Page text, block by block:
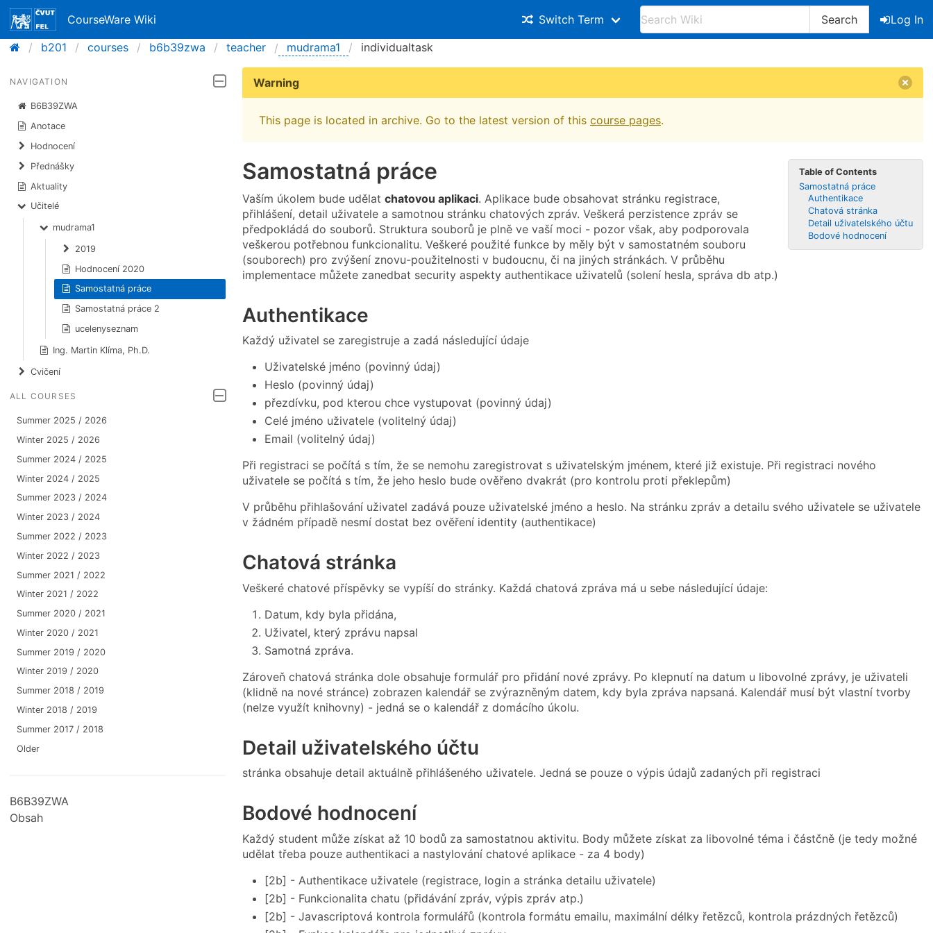
CourseWare Wiki Switch Term Search
Log In
b201
courses b6b39zwa teacher mudrama1 individualtask
NAVIGATION
B6B39ZWA
Anotace
Hodnocení
Přednášky
Aktuality
Učitelé
mudrama1
2019
Hodnocení 2020
Samostatná práce
Samostatná práce 2
ucelenyseznam
Ing. Martin Klíma, Ph.D.
Cvičení
ALL COURSES
Summer 2025 / 2026
Winter 2025 / 2026
Summer 2024 / 2025
Winter 2024 / 2025
Summer 2023 / 2024
Winter 2023 / 2024
Summer 2022 / 2023
Winter 2022 / 2023
Summer 2021 / 2022
Winter 2021 / 2022
Summer 2020 / 2021
Winter 2020 / 2021
Summer 2019 / 2020
Winter 2019 / 2020
Summer 2018 / 2019
Winter 2018 / 2019
Summer 2017 / 2018
Older
B6B39ZWA
Obsah
Warning
This page is located in archive. Go to the latest version of this course pages.
Table of Contents
Samostatná práce
Authentikace
Chatová stránka
Detail uživatelského účtu
Bodové hodnocení
Samostatná práce
Vaším úkolem bude udělat chatovou aplikaci. Aplikace bude obsahovat stránku registrace,
přihlášení, detail uživatele a samotnou stránku chatových zpráv. Veškerá perzistence zpráv se
předpokládá do souborů. Struktura souborů je plně ve vaší moci - pozor však, aby podporovala
veškerou potřebnou funkcionalitu. Veškeré použité funkce by měly být v samostatném souboru
(souborech) pro zvýšení znovu-použitelnosti v budoucnu, či na jiných stránkách. V průběhu
implementace můžete zanedbat security aspekty authentikace uživatelů (solení hesla, správa db atp.)
Authentikace
Každý uživatel se zaregistruje a zadá následující údaje
Uživatelské jméno (povinný údaj)
Heslo (povinný údaj)
přezdívku, pod kterou chce vystupovat (povinný údaj)
Celé jméno uživatele (volitelný údaj)
Email (volitelný údaj)
Při registraci se počítá s tím, že se nemohu zaregistrovat s uživatelským jménem, které již existuje. Při registraci nového
uživatele se počítá s tím, že jeho heslo bude ověřeno dvakrát (pro kontrolu proti překlepům)
V průběhu přihlašování uživatel zadává pouze uživatelské jméno a heslo. Na stránku zpráv a detailu svého uživatele se uživatele
v žádném případě nesmí dostat bez ověření identity (authentikace)
Chatová stránka
Veškeré chatové příspěvky se vypíší do stránky. Každá chatová zpráva má u sebe následující údaje:
Datum, kdy byla přidána,
Uživatel, který zprávu napsal
Samotná zpráva.
Zároveň chatová stránka dole obsahuje formulář pro přidání nové zprávy. Po klepnutí na datum u libovolné zprávy, je uživateli
(klidně na nové stránce) zobrazen kalendář se zvýrazněným datem, kdy byla zpráva napsaná. Kalendář musí být vlastní tvorby
(nelze využít knihovny) - jedná se o kalendář z domácího úkolu.
Detail uživatelského účtu
stránka obsahuje detail aktuálně přihlášeného uživatele. Jedná se pouze o výpis údajů zadaných při registraci
Bodové hodnocení
Každý student může získat až 10 bodů za samostatnou aktivitu. Body můžete získat za libovolné téma i částčně (je tedy možné
udělat třeba pouze authentikaci a nastylování chatové aplikace - za 4 body)
[2b] - Authentikace uživatele (registrace, login a stránka detailu uživatele)
[2b] - Funkcionalita chatu (přidávání zpráv, výpis zpráv atp.)
[2b] - Javascriptová kontrola formulářů (kontrola formátu emailu, maximální délky řetězců, kontrola prázdných řetězců)